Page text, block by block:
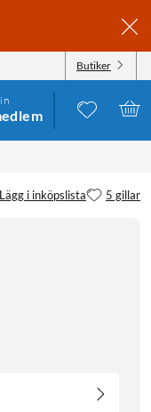
Butiker
Lägg i inköpslista 5 gillar